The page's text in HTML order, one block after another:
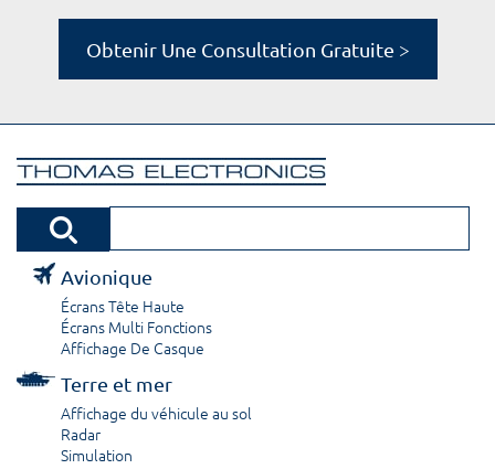
Obtenir Une Consultation Gratuite >
Avionique
Écrans Tête Haute
Écrans Multi Fonctions
Affichage De Casque
Terre et mer
Affichage du véhicule au sol
Radar
Simulation